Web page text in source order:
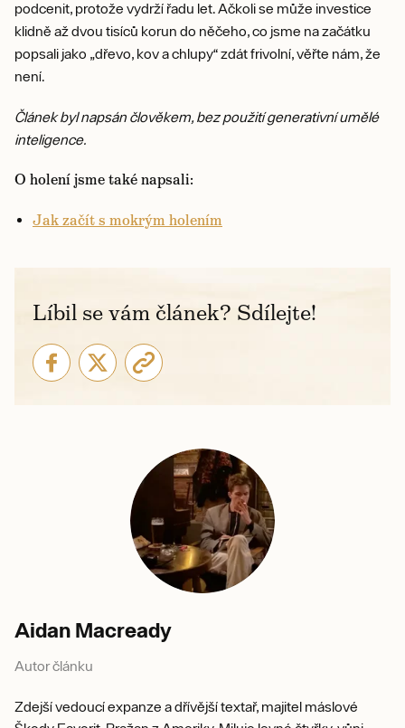
podcenit, protože vydrží řadu let. Ačkoli se může investice
klidně až dvou tisíců korun do něčeho, co jsme na začátku
popsali jako „dřevo, kov a chlupy“ zdát frivolní, věřte nám, že
není.
Článek byl napsán člověkem, bez použití generativní umělé
inteligence.
O holení jsme také napsali:
Jak začít s mokrým holením
Líbil se vám článek? Sdílejte!
Aidan Macready
Autor článku
Zdejší vedoucí expanze a dřívější textař, majitel máslové